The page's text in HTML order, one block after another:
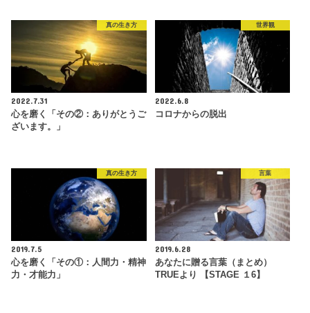
真の生き方
2022.7.31
心を磨く「その②：ありがとうご
ざいます。」
世界観
2022.6.8
コロナからの脱出
真の生き方
2019.7.5
心を磨く「その①：人間力・精神
力・才能力」
言葉
2019.6.28
あなたに贈る言葉（まとめ）
TRUEより 【STAGE １6】